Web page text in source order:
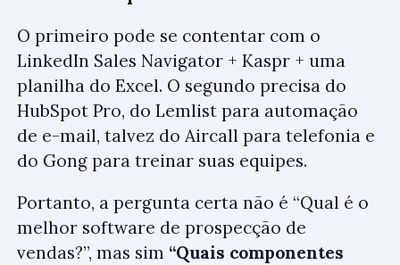
O primeiro pode se contentar com o
LinkedIn Sales Navigator + Kaspr + uma
planilha do Excel. O segundo precisa do
HubSpot Pro, do Lemlist para automação
de e-mail, talvez do Aircall para telefonia e
do Gong para treinar suas equipes.
Portanto, a pergunta certa não é “Qual é o
melhor software de prospecção de
vendas?”, mas sim “Quais componentes